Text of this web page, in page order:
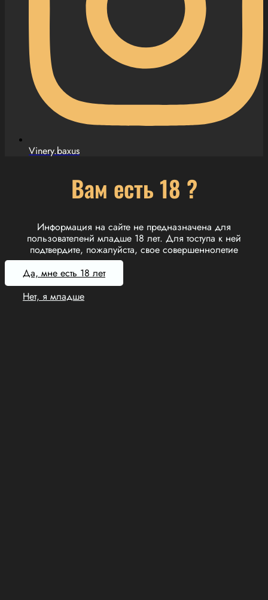
Vinery.baxus
Вам есть 18 ?
Информация на сайте не предназначена для
пользователенй младше 18 лет. Для тоступа к ней
подтвердите, пожалуйста, свое совершеннолетие
Да, мне есть 18 лет
Нет, я младше